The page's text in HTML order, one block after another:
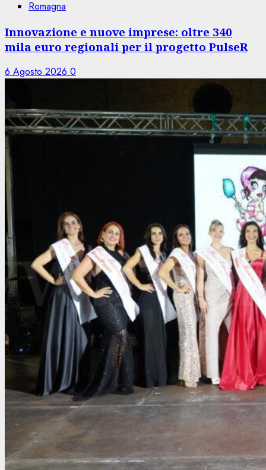
Romagna
Innovazione e nuove imprese: oltre 340
mila euro regionali per il progetto PulseR
6 Agosto 2026 0